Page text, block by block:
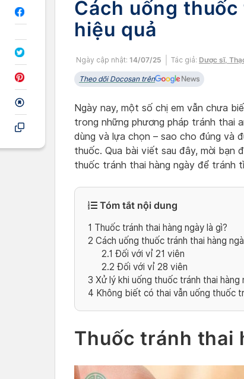
Cách uống
hiệu quả
Ngày cập nhật: 14/07/25 Tác giả: Dược sĩ,
Theo dõi Docosan trên
Ngày nay, một số chị em vẫn chưa
trong những phương pháp tránh thai
dùng và lựa chọn – sao cho đúng và
thuốc. Qua bài viết sau đây, mời bạn
thuốc tránh thai hàng ngày để tránh
Tóm tắt nội dung
1 Thuốc tránh thai hàng ngày là gì?
2 Cách uống thuốc tránh thai hàng
2.1 Đối với vỉ 21 viên
2.2 Đối với vỉ 28 viên
3 Xử lý khi uống thuốc tránh thai hàng
4 Không biết có thai vẫn uống thuốc
Thuốc tránh thai